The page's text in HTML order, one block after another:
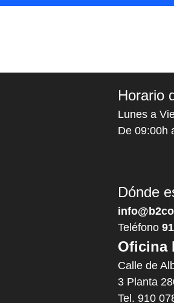
Horario
Lunes a
De 09:00h
Dónde
Teléfono
Oficina
Calle de
3 Planta
Tel. 910